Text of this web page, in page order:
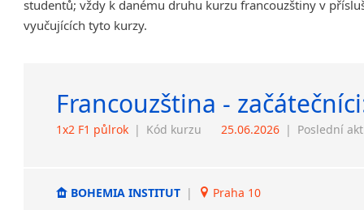
studentů; vždy k danému druhu kurzu francouzštiny v
vyučujících tyto kurzy.
Francouzština -
1x2 F1 půlrok | Kód kurzu 25.06.2026 | Poslední
BOHEMIA INSTITUT | Praha 10